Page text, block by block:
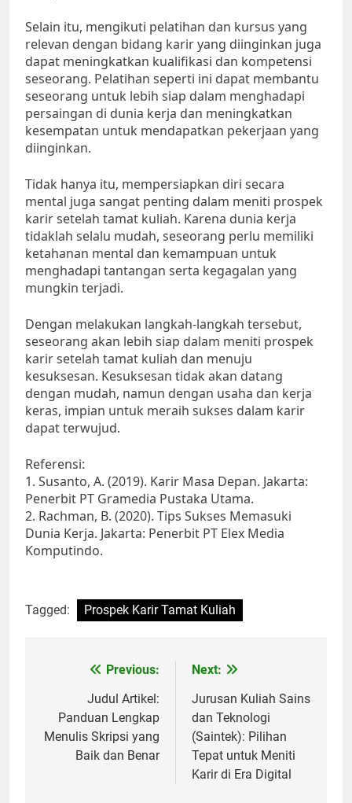
Selain itu, mengikuti pelatihan dan kursus yang
relevan dengan bidang karir yang diinginkan juga
dapat meningkatkan kualifikasi dan kompetensi
seseorang. Pelatihan seperti ini dapat membantu
seseorang untuk lebih siap dalam menghadapi
persaingan di dunia kerja dan meningkatkan
kesempatan untuk mendapatkan pekerjaan yang
diinginkan.
Tidak hanya itu, mempersiapkan diri secara
mental juga sangat penting dalam meniti prospek
karir setelah tamat kuliah. Karena dunia kerja
tidaklah selalu mudah, seseorang perlu memiliki
ketahanan mental dan kemampuan untuk
menghadapi tantangan serta kegagalan yang
mungkin terjadi.
Dengan melakukan langkah-langkah tersebut,
seseorang akan lebih siap dalam meniti prospek
karir setelah tamat kuliah dan menuju
kesuksesan. Kesuksesan tidak akan datang
dengan mudah, namun dengan usaha dan kerja
keras, impian untuk meraih sukses dalam karir
dapat terwujud.
Referensi:
1. Susanto, A. (2019). Karir Masa Depan. Jakarta:
Penerbit PT Gramedia Pustaka Utama.
2. Rachman, B. (2020). Tips Sukses Memasuki
Dunia Kerja. Jakarta: Penerbit PT Elex Media
Komputindo.
Tagged: Prospek Karir Tamat Kuliah
navigation
Previous:
Judul Artikel:
Panduan Lengkap
Menulis Skripsi yang
Baik dan Benar
Next:
Jurusan Kuliah Sains
dan Teknologi
(Saintek): Pilihan
Tepat untuk Meniti
Karir di Era Digital